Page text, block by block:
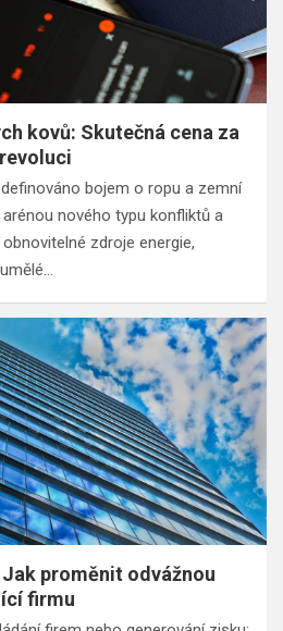
kovů: Skutečná cena za
bojem o ropu a zemní
nového typu konfliktů a
zdroje energie,
proměnit odvážnou
firmu